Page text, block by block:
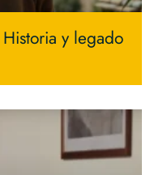
y legado